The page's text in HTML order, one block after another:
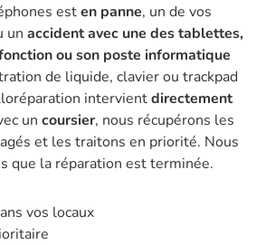
esten panne, un de vos
un accident avec une des tablettes,
ou son poste informatique
de liquide, clavier ou trackpad
intervientdirectement
un coursier, nous récupérons les
et les traitons en priorité. Nous
que la réparation est terminée.
vos locaux